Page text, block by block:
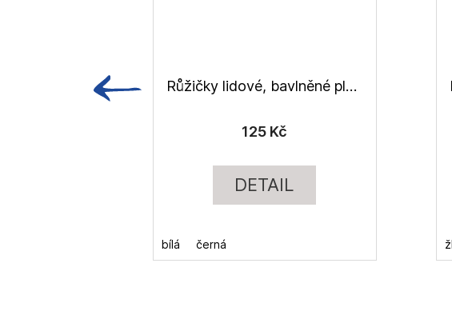
Růžičky lidové, bavlněné plátno
125 Kč
DETAIL
bílá černá